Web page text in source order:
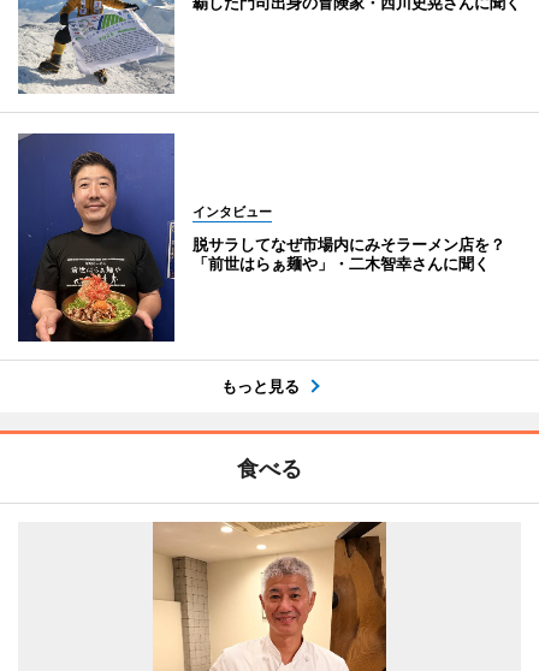
インタビュー
脱サラしてなぜ市場内にみそラーメン店を？
「前世はらぁ麺や」・二木智幸さんに聞く
もっと見る
食べる